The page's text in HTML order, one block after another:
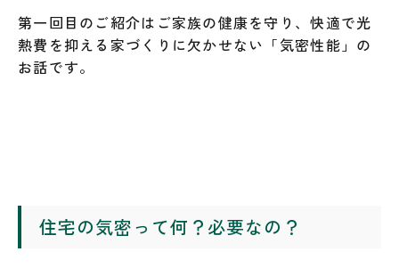
第一回目のご紹介はご家族の健康を守り、快適で光
熱費を抑える家づくりに欠かせない「気密性能」の
お話です。
住宅の気密って何？必要なの？